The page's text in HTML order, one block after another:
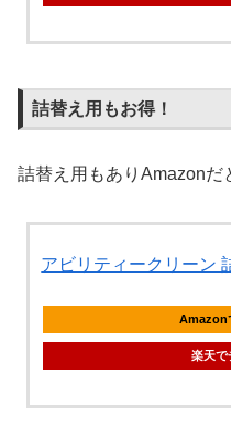
詰替え用もお得！
詰替え用もありAmazonだ
アビリティークリーン
Amazon
楽天で